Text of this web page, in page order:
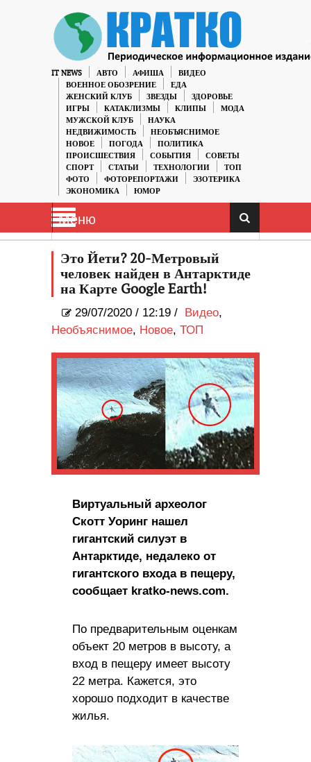
IT NEWS АВТО АФИША
ВИДЕО
ВОЕННОЕ ОБОЗРЕНИЕ
ЕДА
ЖЕНСКИЙ КЛУБ
ЗВЕЗДЫ
ЗДОРОВЬЕ
ИГРЫ
КАТАКЛИЗМЫ КЛИПЫ
МОДА
МУЖСКОЙ КЛУБ
НАУКА
НЕДВИЖИМОСТЬ
НЕОБЪЯСНИМОЕ
НОВОЕ
ПОГОДА
ПОЛИТИКА
ПРОИСШЕСТВИЯ
СОБЫТИЯ
СОВЕТЫ
СПОРТ
СТАТЬИ ТЕХНОЛОГИИ
ТОП
ФОТО
ФОТОРЕПОРТАЖИ
ЭЗОТЕРИКА
ЭКОНОМИКА
ЮМОР
Меню
Это Йети? 20-Метровый
человек найден в Антарктиде
на Карте Google Earth!
29/07/2020 / 12:19 / Видео,
Необъяснимое, Новое, ТОП
Виртуальный археолог
Скотт Уоринг нашел
гигантский силуэт в
Антарктиде, недалеко от
гигантского входа в пещеру,
сообщает kratko-news.com.
По предварительным оценкам
объект 20 метров в высоту, а
вход в пещеру имеет высоту
22 метра. Кажется, это
хорошо подходит в качестве
жилья.